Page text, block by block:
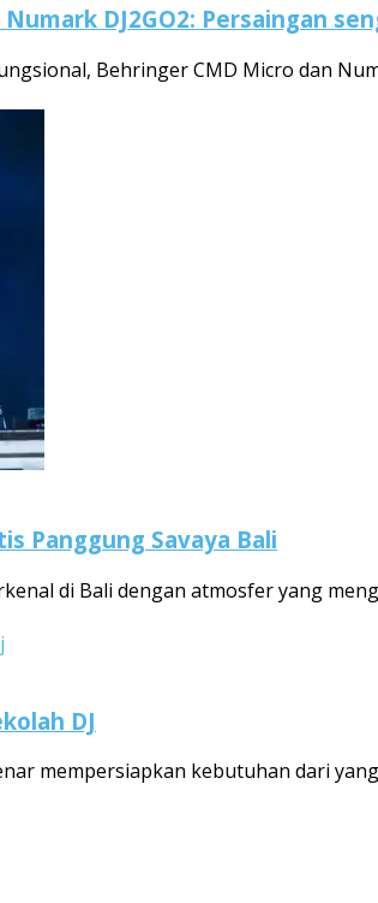
DJ2GO2: Persaingan
Behringer CMD Micro dan
Panggung Savaya Bali
di Bali dengan atmosfer yang
DJ
mempersiapkan kebutuhan dari